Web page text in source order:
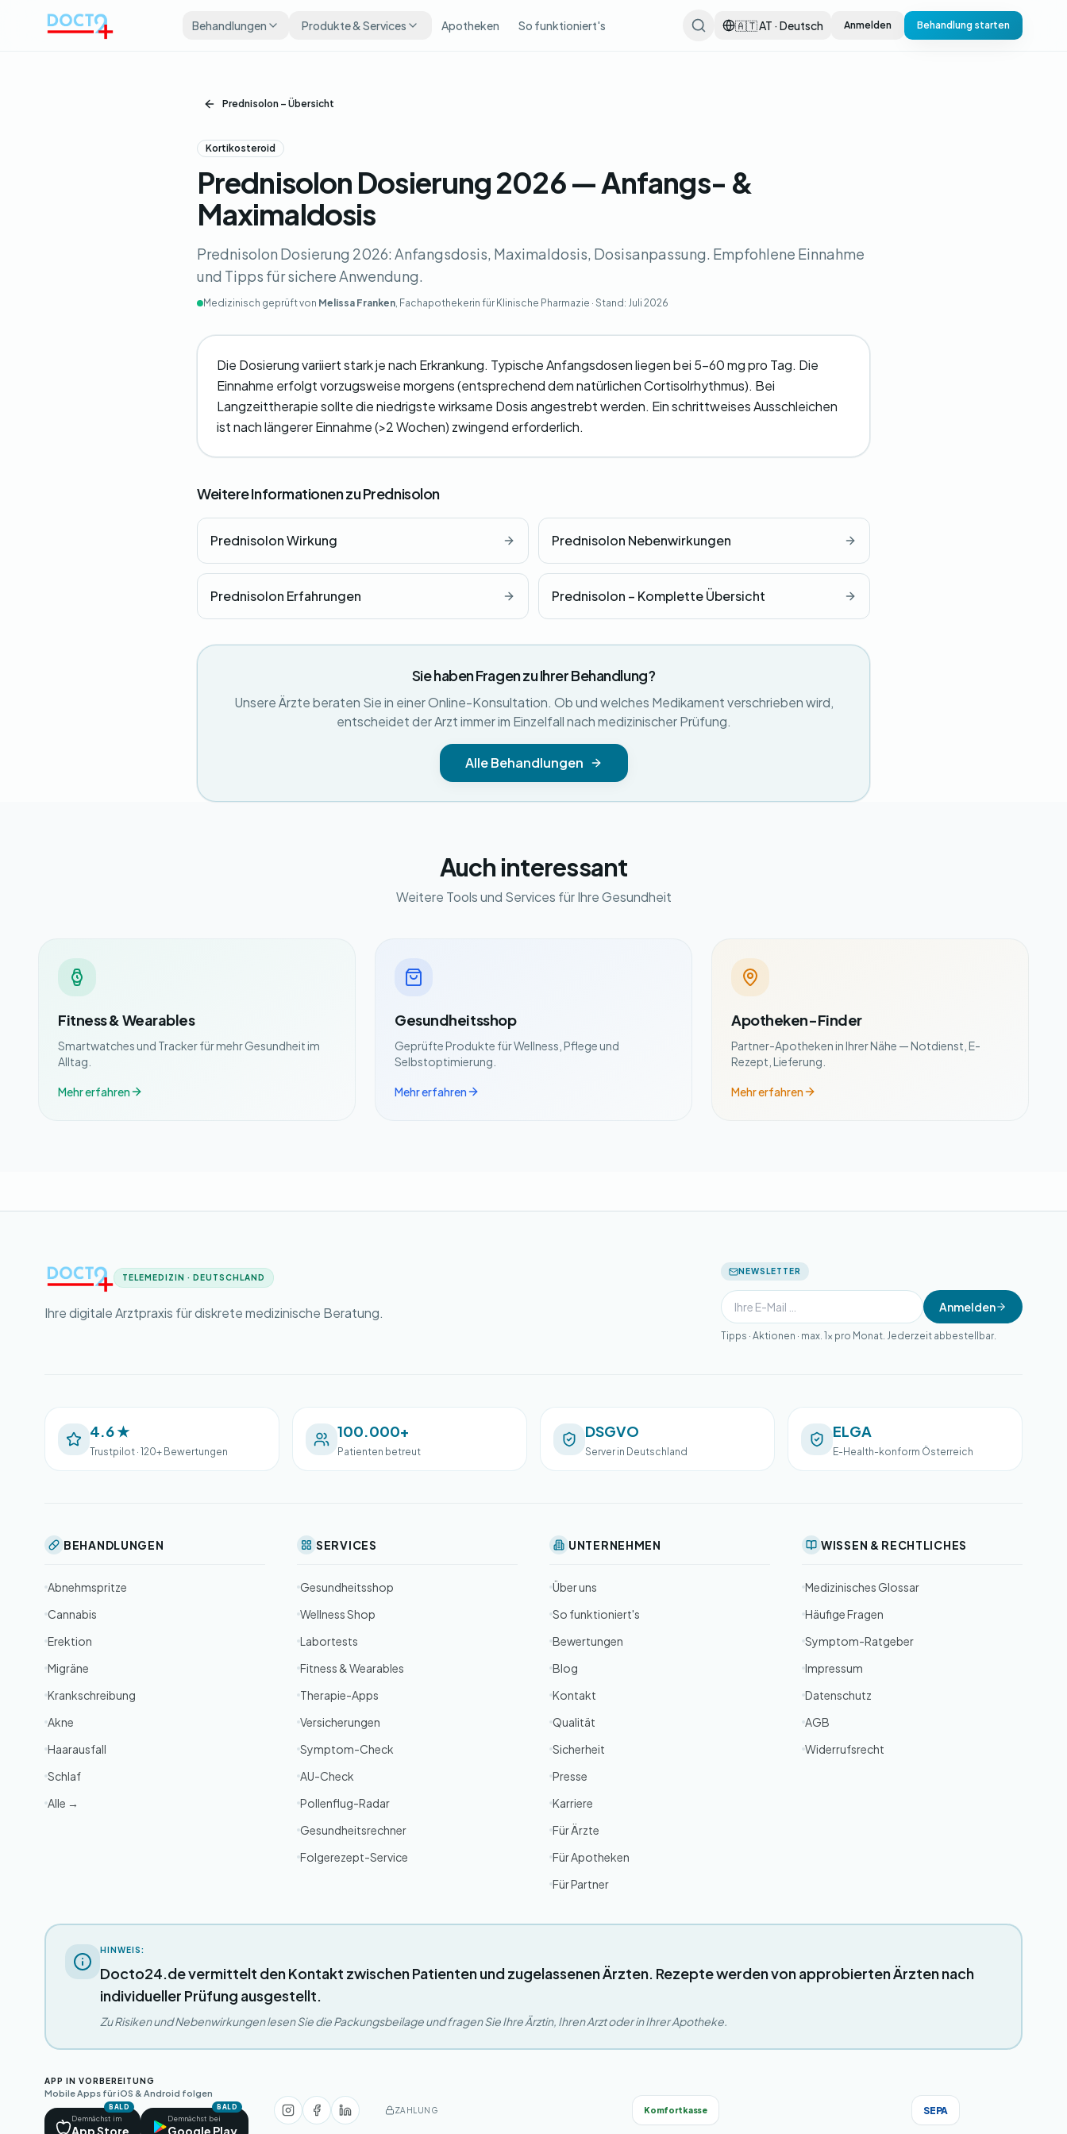
Behandlungen
Produkte & Services Apotheken So funktioniert's 🇦🇹 AT · Deutsch Anmelden Behandlung starten
Prednisolon – Übersicht
Kortikosteroid
Prednisolon Dosierung 2026 — Anfangs- &
Maximaldosis
Prednisolon Dosierung 2026: Anfangsdosis, Maximaldosis, Dosisanpassung. Empfohlene Einnahme
und Tipps für sichere Anwendung.
Medizinisch geprüft von Melissa Franken, Fachapothekerin für Klinische Pharmazie · Stand: Juli 2026
Die Dosierung variiert stark je nach Erkrankung. Typische Anfangsdosen liegen bei 5-60 mg pro Tag. Die
Einnahme erfolgt vorzugsweise morgens (entsprechend dem natürlichen Cortisolrhythmus). Bei
Langzeittherapie sollte die niedrigste wirksame Dosis angestrebt werden. Ein schrittweises Ausschleichen
ist nach längerer Einnahme (>2 Wochen) zwingend erforderlich.
Weitere Informationen zu Prednisolon
Prednisolon Wirkung Prednisolon Nebenwirkungen
Prednisolon Erfahrungen Prednisolon – Komplette Übersicht
Sie haben Fragen zu Ihrer Behandlung?
Unsere Ärzte beraten Sie in einer Online-Konsultation. Ob und welches Medikament verschrieben wird,
entscheidet der Arzt immer im Einzelfall nach medizinischer Prüfung.
Alle Behandlungen
Auch interessant
Weitere Tools und Services für Ihre Gesundheit
Fitness & Wearables
Smartwatches und Tracker für mehr Gesundheit im
Alltag.
Mehr erfahren
Gesundheitsshop
Geprüfte Produkte für Wellness, Pflege und
Selbstoptimierung.
Mehr erfahren
Apotheken-Finder
Partner-Apotheken in Ihrer Nähe — Notdienst, E-
Rezept, Lieferung.
Mehr erfahren
TELEMEDIZIN · DEUTSCHLAND
Ihre digitale Arztpraxis für diskrete medizinische Beratung.
NEWSLETTER
Anmelden
Tipps · Aktionen · max. 1× pro Monat. Jederzeit abbestellbar.
4.6 ★
Trustpilot · 120+ Bewertungen
100.000+
Patienten betreut
DSGVO
Server in Deutschland
ELGA
E-Health-konform Österreich
BEHANDLUNGEN
Abnehmspritze
Cannabis
Erektion
Migräne
Krankschreibung
Akne
Haarausfall
Schlaf
Alle →
SERVICES
Gesundheitsshop
Wellness Shop
Labortests
Fitness & Wearables
Therapie-Apps
Versicherungen
Symptom-Check
AU-Check
Pollenflug-Radar
Gesundheitsrechner
Folgerezept-Service
UNTERNEHMEN
Über uns
So funktioniert's
Bewertungen
Blog
Kontakt
Qualität
Sicherheit
Presse
Karriere
Für Ärzte
Für Apotheken
Für Partner
WISSEN & RECHTLICHES
Medizinisches Glossar
Häufige Fragen
Symptom-Ratgeber
Impressum
Datenschutz
AGB
Widerrufsrecht
HINWEIS:
Docto24.de vermittelt den Kontakt zwischen Patienten und zugelassenen Ärzten. Rezepte werden von approbierten Ärzten nach
individueller Prüfung ausgestellt.
Zu Risiken und Nebenwirkungen lesen Sie die Packungsbeilage und fragen Sie Ihre Ärztin, Ihren Arzt oder in Ihrer Apotheke.
APP IN VORBEREITUNG
Mobile Apps für iOS & Android folgen
BALD
Demnächst im
App Store
BALD
Demnächst bei
Google Play
ZAHLUNG Komfortkasse SEPA